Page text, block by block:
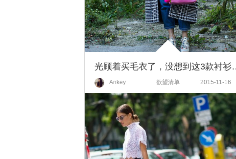
光顾着买毛衣了
Ankey 欲望清单 2015-11-16